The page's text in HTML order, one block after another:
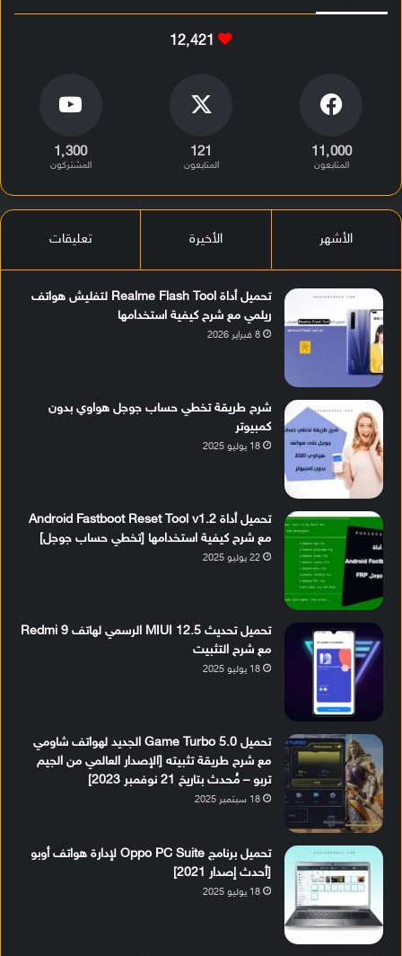
12٬421
11٬000
المتابعون
121
المتابعون
1٬300
المشتركون
الأشهر الأخيرة تعليقات
تحميل أداة Realme Flash Tool لتفليش هواتف
ريلمي مع شرح كيفية استخدامها
8 فبراير 2026
شرح طريقة تخطي حساب جوجل هواوي بدون
كمبيوتر
18 يوليو 2025
تحميل أداة Android Fastboot Reset Tool v1.2
مع شرح كيفية استخدامها [تخطي حساب جوجل]
22 يوليو 2025
تحميل تحديث MIUI 12.5 الرسمي لهاتف Redmi 9
مع شرح التثبيت
18 يوليو 2025
تحميل Game Turbo 5.0 الجديد لهواتف شاومي
مع شرح طريقة تثبيته [الإصدار العالمي من الجيم
تربو – مُحدث بتاريخ 21 نوفمبر 2023]
18 سبتمبر 2025
تحميل برنامج Oppo PC Suite لإدارة هواتف أوبو
[أحدث إصدار 2021]
18 يوليو 2025